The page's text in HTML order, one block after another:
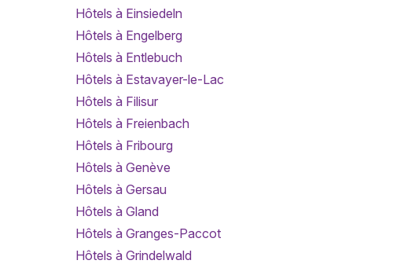
Hôtels à Einsiedeln
Hôtels à Engelberg
Hôtels à Entlebuch
Hôtels à Estavayer-le-Lac
Hôtels à Filisur
Hôtels à Freienbach
Hôtels à Fribourg
Hôtels à Genève
Hôtels à Gersau
Hôtels à Gland
Hôtels à Granges-Paccot
Hôtels à Grindelwald